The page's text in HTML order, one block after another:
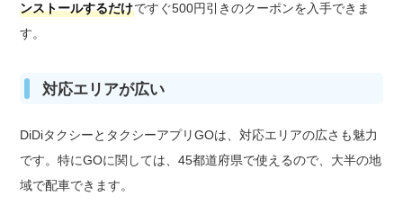
ンストールするだけですぐ500円引きのクーポンを入手できま
す。
対応エリアが広い
DiDiタクシーとタクシーアプリGOは、対応エリアの広さも魅力
です。特にGOに関しては、45都道府県で使えるので、大半の地
域で配車できます。